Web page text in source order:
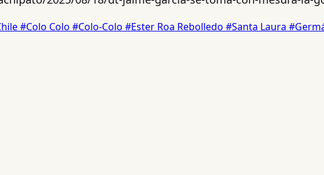
#Colo Colo #Colo-Colo #Ester Roa Rebolledo #Santa Laura